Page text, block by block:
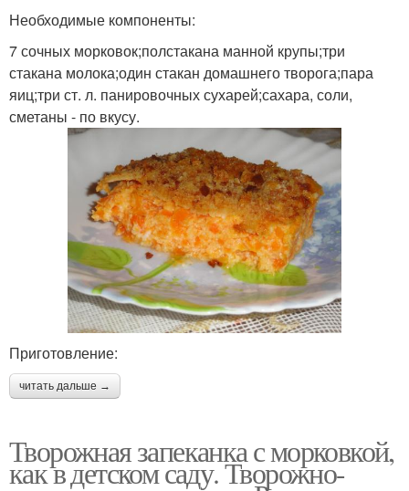
Необходимые компоненты:
7 сочных морковок;полстакана манной крупы;три
стакана молока;один стакан домашнего творога;пара
яиц;три ст. л. панировочных сухарей;сахара, соли,
сметаны - по вкусу.
Приготовление:
читать дальше →
Творожная запеканка с морковкой,
как в детском саду. Творожно-